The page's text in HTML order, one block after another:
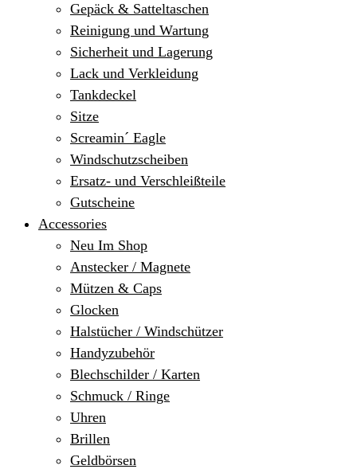
Gepäck & Satteltaschen
Reinigung und Wartung
Sicherheit und Lagerung
Lack und Verkleidung
Tankdeckel
Sitze
Screamin´ Eagle
Windschutzscheiben
Ersatz- und Verschleißteile
Gutscheine
Accessories
Neu Im Shop
Anstecker / Magnete
Mützen & Caps
Glocken
Halstücher / Windschützer
Handyzubehör
Blechschilder / Karten
Schmuck / Ringe
Uhren
Brillen
Geldbörsen